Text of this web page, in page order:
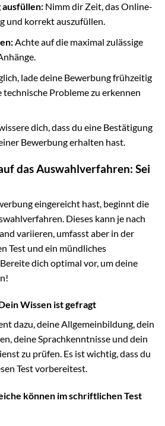
Nimm dir Zeit, das Online-
und korrekt auszufüllen.
Achte auf die maximal zulässige
lade deine Bewerbung frühzeitig
technische Probleme zu erkennen
dich, dass du eine Bestätigung
Bewerbung erhalten hast.
das Auswahlverfahren: Sei
eingereicht hast, beginnt die
Dieses kann je nach
variieren, umfasst aber in der
Test und ein mündliches
dich optimal vor, um deine
Wissen ist gefragt
dazu, deine Allgemeinbildung, dein
deine Sprachkenntnisse und dein
zu prüfen. Es ist wichtig, dass du
Test vorbereitest.
können im schriftlichen Test